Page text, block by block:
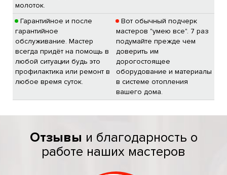
молоток.
Гарантийное и после
гарантийное
обслуживание. Мастер
всегда придёт на помощь в
любой ситуации будь это
профилактика или ремонт в
любое время суток.
Вот обычный подчерк
мастеров "умею все". 7 раз
подумайте прежде чем
доверить им
дорогостоящее
оборудование и материалы
в системе отопления
вашего дома.
Отзывы и благодарность о
работе наших мастеров